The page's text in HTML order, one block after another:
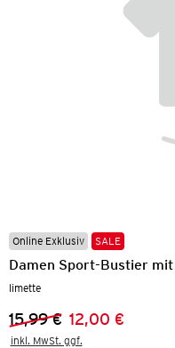
Online Exklusiv SALE
Damen Sport-Bustier
limette
Vorheriger Preis:
15,99 €
Neuer Preis:
12,00 €
inkl. MwSt. ggf.